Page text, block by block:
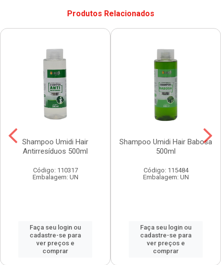
Produtos Relacionados
Shampoo Umidi Hair
Antirresíduos 500ml
Código: 110317
Embalagem: UN
Faça seu login ou
cadastre-se para
ver preços e
comprar
Shampoo Umidi Hair Babosa
500ml
Código: 115484
Embalagem: UN
Faça seu login ou
cadastre-se para
ver preços e
comprar